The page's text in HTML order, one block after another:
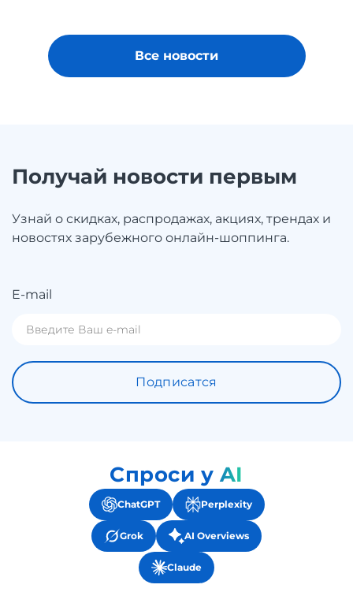
Все новости
Получай новости первым
Узнай о скидках, распродажах, акциях, трендах и
новостях зарубежного онлайн-шоппинга.
E-mail
Подписатся
Спроси у AI
ChatGPT Perplexity
Grok AI Overviews
Claude